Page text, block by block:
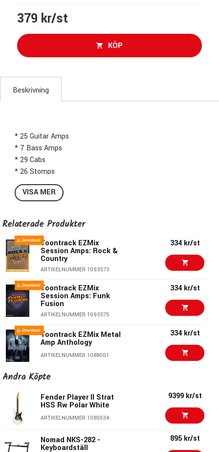
379 kr/st
KÖP
Beskrivning
* 25 Guitar Amps
* 7 Bass Amps
* 29 Cabs
* 26 Stomps
* Multiple Mics and Mic Settings
* Custom Hardware Interface
* Expert Presets and FX Chains
* Sync-to-Host BPM Effects
* Drag-and-Drop Simplicity
* Real-Time MIDI Control
* Standalone or DAW Ready
VISA MER
Relaterade Produkter
Toontrack EZMix
Session Amps: Rock &
Country
ARTIKELNUMMER 1093573
334 kr/st
Toontrack EZMix
Session Amps: Funk
Fusion
ARTIKELNUMMER 1093575
334 kr/st
Toontrack EZMix Metal
Amp Anthology
ARTIKELNUMMER 1088001
334 kr/st
Universal Audio UAD
ARTIKELNUMMER 1088058
Waves CLA MixHub
ARTIKELNUMMER 1059403
379 kr/st
Andra Köpte
Fender Player II Strat
HSS Rw Polar White
ARTIKELNUMMER 1085934
9399 kr/st
Nomad NKS-282 -
Keyboardställ
895 kr/st